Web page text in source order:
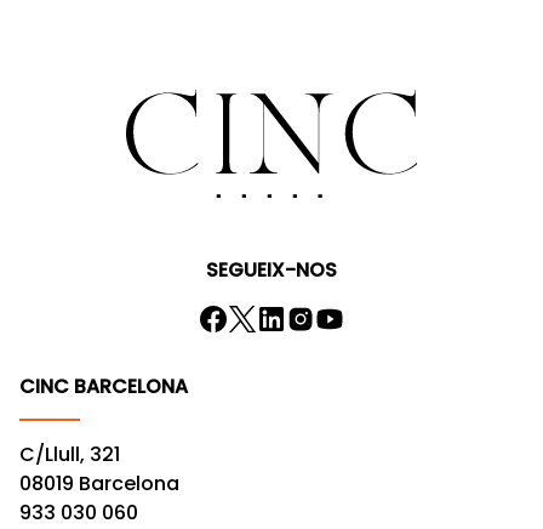
SEGUEIX-NOS
CINC BARCELONA
C/Llull, 321
08019 Barcelona
933 030 060